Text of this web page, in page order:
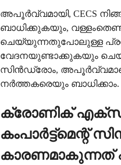
അപൂർവ്വമായി, CECS
ബാധിക്കുകയും,
ചെയ്യുന്നതുപോലുള്ള
വേദനയുണ്ടാക്കുകയും
സിൻഡ്രോം,
നർത്തകരെയും ബാധിക്കാം.
ക്രോണിക്
കംപാർട്ട്മെന്റ്
കാരണമാകുന്നത്